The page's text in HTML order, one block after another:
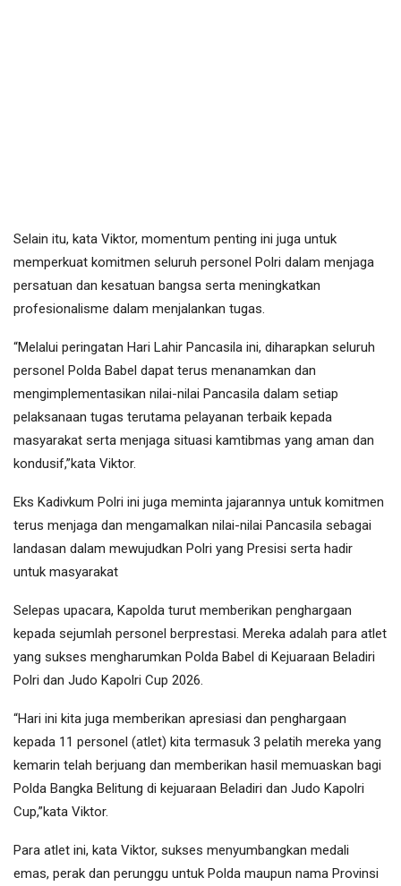
Selain itu, kata Viktor, momentum penting ini juga untuk
memperkuat komitmen seluruh personel Polri dalam menjaga
persatuan dan kesatuan bangsa serta meningkatkan
profesionalisme dalam menjalankan tugas.
“Melalui peringatan Hari Lahir Pancasila ini, diharapkan seluruh
personel Polda Babel dapat terus menanamkan dan
mengimplementasikan nilai-nilai Pancasila dalam setiap
pelaksanaan tugas terutama pelayanan terbaik kepada
masyarakat serta menjaga situasi kamtibmas yang aman dan
kondusif,”kata Viktor.
Eks Kadivkum Polri ini juga meminta jajarannya untuk komitmen
terus menjaga dan mengamalkan nilai-nilai Pancasila sebagai
landasan dalam mewujudkan Polri yang Presisi serta hadir
untuk masyarakat
Selepas upacara, Kapolda turut memberikan penghargaan
kepada sejumlah personel berprestasi. Mereka adalah para atlet
yang sukses mengharumkan Polda Babel di Kejuaraan Beladiri
Polri dan Judo Kapolri Cup 2026.
“Hari ini kita juga memberikan apresiasi dan penghargaan
kepada 11 personel (atlet) kita termasuk 3 pelatih mereka yang
kemarin telah berjuang dan memberikan hasil memuaskan bagi
Polda Bangka Belitung di kejuaraan Beladiri dan Judo Kapolri
Cup,”kata Viktor.
Para atlet ini, kata Viktor, sukses menyumbangkan medali
emas, perak dan perunggu untuk Polda maupun nama Provinsi